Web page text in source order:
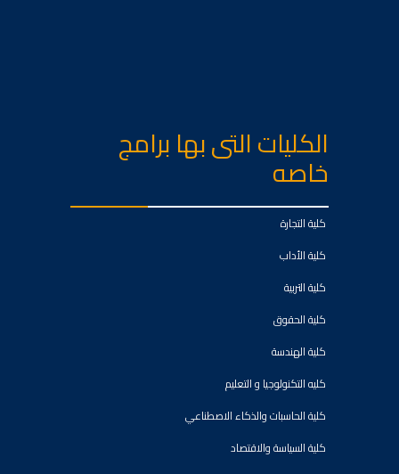
الكليات التى بها برامج
خاصه
كلية التجارة
كلية الأداب
كلية التربية
كلية الحقوق
كلية الهندسة
كليه التكنولوجيا و التعليم
كلية الحاسبات والذكاء الاصطناعي
كلية السياسة والاقتصاد